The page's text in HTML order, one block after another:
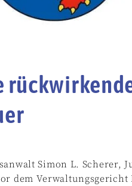
Simon L. Scherer,
dem